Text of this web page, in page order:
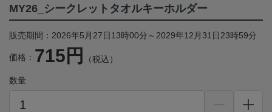
MY26_シークレットタオルキーホルダー
販売期間：2026年5月27日13時00分～2029年12月31日23時59分
価格： 715円 （税込）
数量